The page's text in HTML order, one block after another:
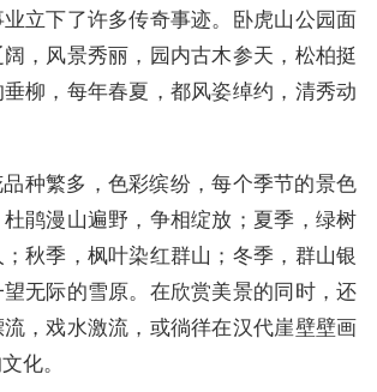
立下了许多传奇事迹。卧虎山公园面
，风景秀丽，园内古木参天，松柏挺
柳，每年春夏，都风姿绰约，清秀动
种繁多，色彩缤纷，每个季节的景色
鹃漫山遍野，争相绽放；夏季，绿树
秋季，枫叶染红群山；冬季，群山银
无际的雪原。在欣赏美景的同时，还
，戏水激流，或徜徉在汉代崖壁壁画
化。